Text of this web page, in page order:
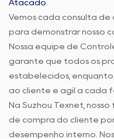
Atacado
Vemos cada consulta
para demonstrar nosso
Nossa equipe de
garante que todos os
estabelecidos,
ao cliente é ágil a cada
Na Suzhou Texnet,
de compra do cliente
desempenho interno.